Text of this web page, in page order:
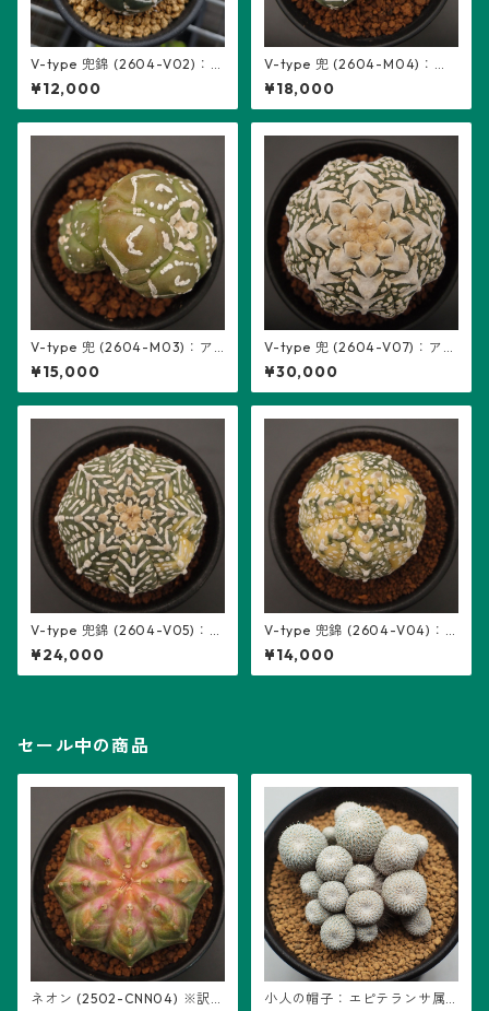
V-type 兜錦 (2604-V02)：
アストロフィツム属 ※実生
¥12,000
V-type 兜 (2604-M04)：ア
ストロフィツム属 ※実生、2頭
立ち、5稜
¥18,000
V-type 兜 (2604-M03)：ア
ストロフィツム属 ※実生、2頭
立ち、5稜
¥15,000
V-type 兜 (2604-V07)：アス
トロフィツム属 ※実生
¥30,000
V-type 兜錦 (2604-V05)：ア
ストロフィツム属 ※実生
¥24,000
V-type 兜錦 (2604-V04)：
アストロフィツム属 ※実生
¥14,000
セール中の商品
ネオン (2502-CNN04) ※訳あ
小人の帽子：エピテランサ属